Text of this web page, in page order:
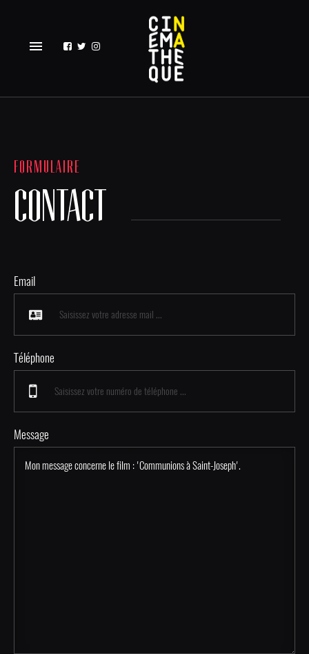
menu
FORMULAIRE
CONTACT
Email
Téléphone
Message